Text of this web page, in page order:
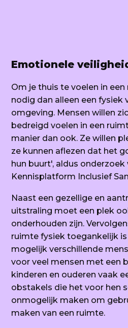
Emotionele
Om je thuis te voelen in
nodig dan alleen een fysiek
omgeving. Mensen willen
bedreigd voelen in een
manier dan ook. Ze willen
ze kunnen aflezen dat het
hun buurt', aldus onderzoek
Kennisplatform Inclusief
Naast een gezellige en
uitstraling moet een plek
onderhouden zijn.
ruimte fysiek toegankelijk is
mogelijk verschillende
voor veel mensen met een
kinderen en ouderen vaak
obstakels die het voor hen
onmogelijk maken om
maken van een ruimte.